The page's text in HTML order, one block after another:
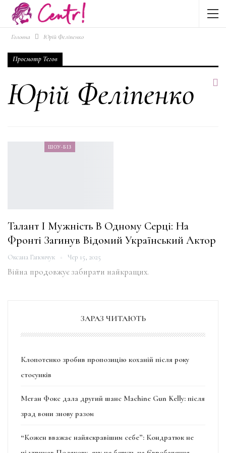
Головна Юрій Феліпенко
Просмотр Тегов
Юрій Феліпенко
ШОУ-БІЗ
Талант І Мужність В Одному Серці: На
Фронті Загинув Відомий Український Актор
Оксана Гапончук Чер 15, 2025
Війна продовжує забирати найкращих.
ЗАРАЗ ЧИТАЮТЬ
Клопотенко зробив пропозицію коханій після року
стосунків
Меган Фокс дала другий шанс Machine Gun Kelly: після
зрад вони знову разом
“Кожен вважає найяскравішим себе”: Кондратюк не